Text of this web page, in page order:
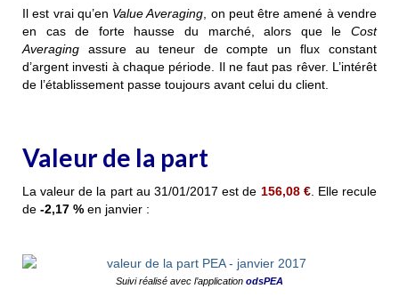
Il est vrai qu’en Value Averaging, on peut être amené à vendre
en cas de forte hausse du marché, alors que le Cost
Averaging assure au teneur de compte un flux constant
d’argent investi à chaque période. Il ne faut pas rêver. L’intérêt
de l’établissement passe toujours avant celui du client.
Valeur de la part
La valeur de la part au 31/01/2017 est de 156,08 €. Elle recule
de -2,17 % en janvier :
Suivi réalisé avec l’application odsPEA